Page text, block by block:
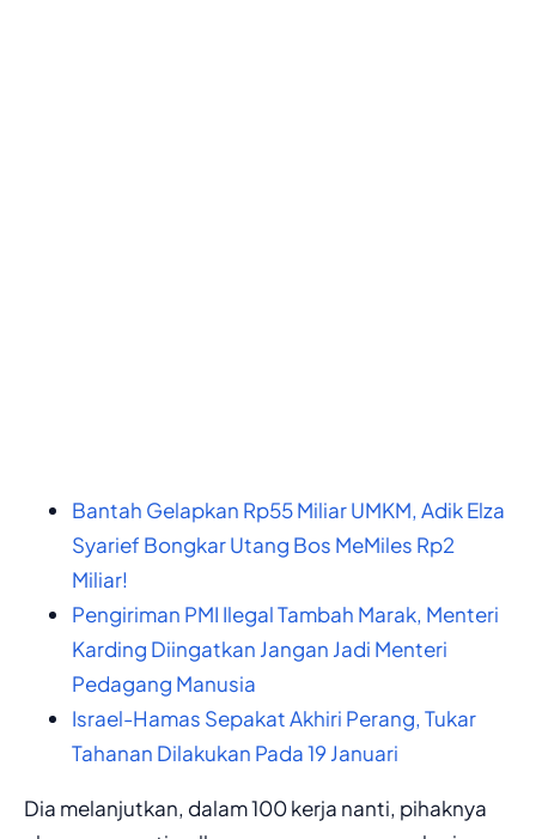
Bantah Gelapkan Rp55 Miliar UMKM, Adik Elza
Syarief Bongkar Utang Bos MeMiles Rp2
Miliar!
Pengiriman PMI Ilegal Tambah Marak, Menteri
Karding Diingatkan Jangan Jadi Menteri
Pedagang Manusia
Israel-Hamas Sepakat Akhiri Perang, Tukar
Tahanan Dilakukan Pada 19 Januari
Dia melanjutkan, dalam 100 kerja nanti, pihaknya